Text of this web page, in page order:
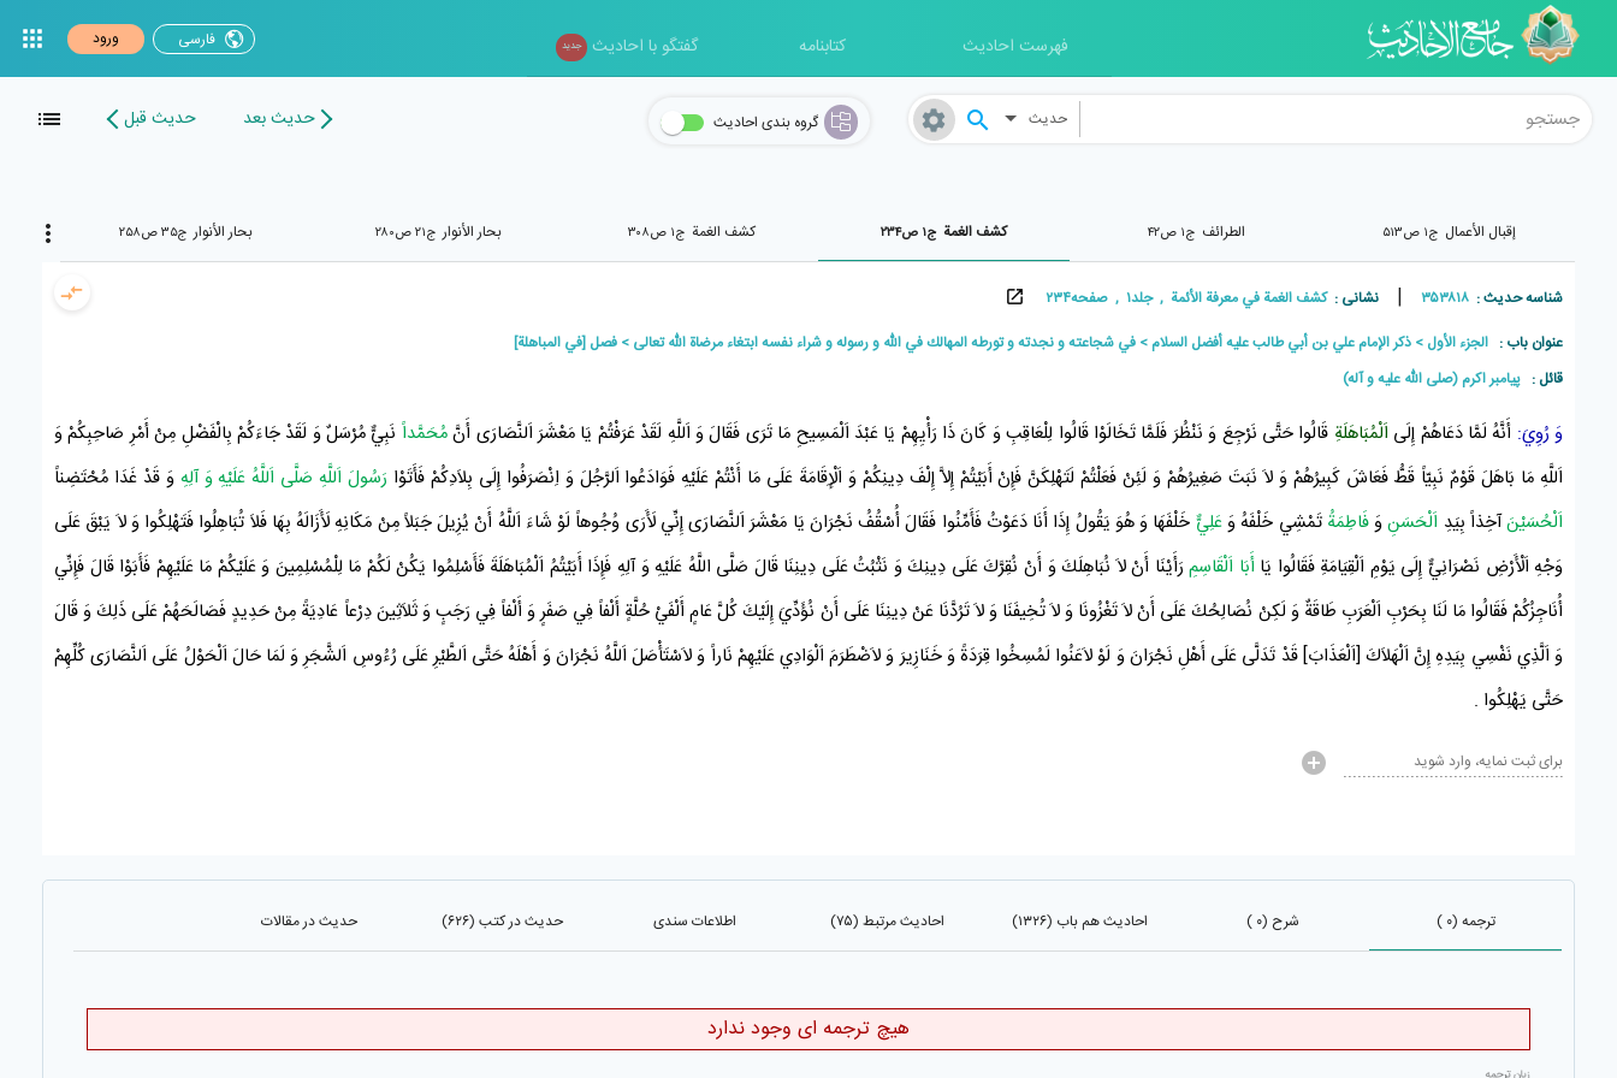
فهرست احادیث کتابنامه گفتگو با احادیث جدید فارسی ورود
حدیث گروه بندی احادیث حدیث بعد حدیث قبل
إقبال الأعمال ج۱ ص۵۱۳ الطرائف ج۱ ص۴۲ كشف الغمة ج۱ ص۲۳۴ كشف الغمة ج۱ ص۳۰۸ بحار الأنوار ج۲۱ ص۲۸۰ بحار الأنوار ج۳۵ ص۲۵۸
شناسه حدیث : ۳۵۳۸۱۸ | نشانی :کشف الغمة في معرفة الأئمة , جلد۱ , صفحه۲۳۴
عنوان باب : الجزء الأول ذكر الإمام علي بن أبي طالب عليه أفضل السلام في شجاعته و نجدته و تورطه المهالك في الله و رسوله و شراء نفسه ابتغاء مرضاة الله تعالى
فصل [في المباهلة]
قائل : پيامبر اکرم (صلی الله علیه و آله)
وَ رُوِيَ: أَنَّهُ لَمَّا دَعَاهُمْ إِلَى اَلْمُبَاهَلَةِ قَالُوا حَتَّى نَرْجِعَ وَ نَنْظُرَ فَلَمَّا تَخَالَوْا قَالُوا لِلْعَاقِبِوَ كَانَ ذَا رَأْيِهِمْ يَاعَبْدَ اَلْمَسِيحِ مَا تَرَى فَقَالَ وَ اَللَّهِ لَقَدْ عَرَفْتُمْ يَا مَعْشَرَاَلنَّصَارَى أَنَّمُحَمَّداً نَبِيٌّ مُرْسَلٌ وَ لَقَدْ جَاءَكُمْ بِالْفَضْلِ مِنْ أَمْرِ صَاحِبِكُمْ وَ
اَللَّهِ مَا بَاهَلَ قَوْمٌ نَبِيّاً قَطُّ فَعَاشَ كَبِيرُهُمْ وَ لاَ نَبَتَ صَغِيرُهُمْ وَ لَئِنْ فَعَلْتُمْ لَتَهْلِكَنَّ فَإِنْ أَبَيْتُمْ إِلاَّ إِلْفَ دِينِكُمْ وَ اَلْإِقَامَةَ عَلَى مَا أَنْتُمْ عَلَيْهِ فَوَادَعُوا اَلرَّجُلَ وَ اِنْصَرَفُوا إِلَى بِلاَدِكُمْ فَأَتَوْا رَسُولَ اَللَّهِ صَلَّى اَللَّهُ عَلَيْهِ وَ آلِهِ وَ قَدْ غَدَا مُحْتَضِناً
اَلْحُسَيْنَآخِذاً بِيَدِ اَلْحَسَنِوَفَاطِمَةُ تَمْشِي خَلْفَهُ وَعَلِيٌّ خَلْفَهَا وَ هُوَ يَقُولُ إِذَا أَنَا دَعَوْتُ فَأَمِّنُوا فَقَالَ أُسْقُفُ نَجْرَانَ يَا مَعْشَرَاَلنَّصَارَىإِنِّي لَأَرَى وُجُوهاً لَوْ شَاءَ اَللَّهُ أَنْ يُزِيلَ جَبَلاً مِنْ مَكَانِهِ لَأَزَالَهُ بِهَا فَلاَ تُبَاهِلُوا فَتَهْلِكُوا وَ لاَ يَبْقَ عَلَى
وَجْهِ اَلْأَرْضِ نَصْرَانِيٌّ إِلَى يَوْمِ اَلْقِيَامَةِ فَقَالُوا يَاأَبَا اَلْقَاسِمِرَأَيْنَا أَنْ لاَ نُبَاهِلَكَ وَ أَنْ نُقِرَّكَ عَلَى دِينِكَ وَ نَثْبُتُ عَلَى دِينِنَا قَالَ صَلَّى اللَّهُ عَلَيْهِ وَ آلِهِ فَإِذَا أَبَيْتُمُ اَلْمُبَاهَلَةَ فَأَسْلِمُوا يَكُنْ لَكُمْ مَا لِلْمُسْلِمِينَ وَ عَلَيْكُمْ مَا عَلَيْهِمْ فَأَبَوْا قَالَ فَإِنِّي
أُنَاجِزُكُمْ فَقَالُوا مَا لَنَا بِحَرْبِ اَلْعَرَبِ طَاقَةٌ وَ لَكِنْ نُصَالِحُكَ عَلَى أَنْ لاَ تَغْزُونَا وَ لاَ تُخِيفَنَا وَ لاَ تَرُدَّنَا عَنْ دِينِنَا عَلَى أَنْ نُؤَدِّيَ إِلَيْكَ كُلَّ عَامٍ أَلْفَيْ حُلَّةٍ أَلْفاً فِي صَفَرٍوَ أَلْفاً فِي رَجَبٍوَ ثَلاَثِينَ دِرْعاً عَادِيَةً مِنْ حَدِيدٍ فَصَالَحَهُمْ عَلَى ذَلِكَ وَ قَالَ
وَ اَلَّذِي نَفْسِي بِيَدِهِ إِنَّ اَلْهَلاَكَ [اَلْعَذَابَ] قَدْ تَدَلَّى عَلَى أَهْلِ نَجْرَانَوَ لَوْ لاَعَنُوا لَمُسِخُوا قِرَدَةً وَ خَنَازِيرَ وَ لاَضْطَرَمَ اَلْوَادِي عَلَيْهِمْ نَاراً وَ لاَسْتَأْصَلَ اَللَّهُ نَجْرَانَوَ أَهْلَهُ حَتَّى اَلطَّيْرِ عَلَى رُءُوسِ اَلشَّجَرِ وَ لَمَا حَالَ اَلْحَوْلُ عَلَى اَلنَّصَارَىكُلِّهِمْ
حَتَّى يَهْلِكُوا .
برای ثبت نمایه، وارد شوید
ترجمه (۰ ) شرح (۰ ) احادیث هم باب (۱۳۲۶) احادیث مرتبط (۷۵) اطلاعات سندی حدیث در کتب (۶۲۶) حدیث در مقالات
هیچ ترجمه ای وجود ندارد